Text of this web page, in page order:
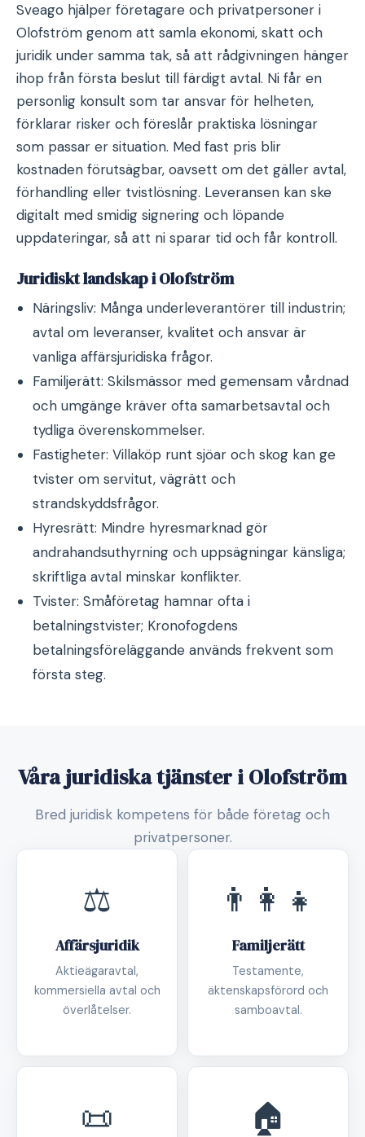
Sveago hjälper företagare och privatpersoner i
Olofström genom att samla ekonomi, skatt och
juridik under samma tak, så att rådgivningen hänger
ihop från första beslut till färdigt avtal. Ni får en
personlig konsult som tar ansvar för helheten,
förklarar risker och föreslår praktiska lösningar
som passar er situation. Med fast pris blir
kostnaden förutsägbar, oavsett om det gäller avtal,
förhandling eller tvistlösning. Leveransen kan ske
digitalt med smidig signering och löpande
uppdateringar, så att ni sparar tid och får kontroll.
Juridiskt landskap i Olofström
Näringsliv: Många underleverantörer till industrin;
avtal om leveranser, kvalitet och ansvar är
vanliga affärsjuridiska frågor.
Familjerätt: Skilsmässor med gemensam vårdnad
och umgänge kräver ofta samarbetsavtal och
tydliga överenskommelser.
Fastigheter: Villaköp runt sjöar och skog kan ge
tvister om servitut, vägrätt och
strandskyddsfrågor.
Hyresrätt: Mindre hyresmarknad gör
andrahandsuthyrning och uppsägningar känsliga;
skriftliga avtal minskar konflikter.
Tvister: Småföretag hamnar ofta i
betalningstvister; Kronofogdens
betalningsföreläggande används frekvent som
första steg.
Våra juridiska tjänster i Olofström
Bred juridisk kompetens för både företag och
privatpersoner.
⚖️
Affärsjuridik
Aktieägaravtal,
kommersiella avtal och
överlåtelser.
👨‍👩‍👧
Familjerätt
Testamente,
äktenskapsförord och
samboavtal.
📜 🏠